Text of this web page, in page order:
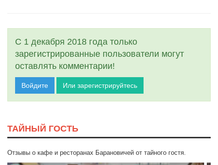
С 1 декабря 2018 года только
зарегистрированные пользователи могут
оставлять комментарии!
Войдите Или зарегистрируйтесь
ТАЙНЫЙ ГОСТЬ
Отзывы о кафе и ресторанах Барановичей от тайного гостя.